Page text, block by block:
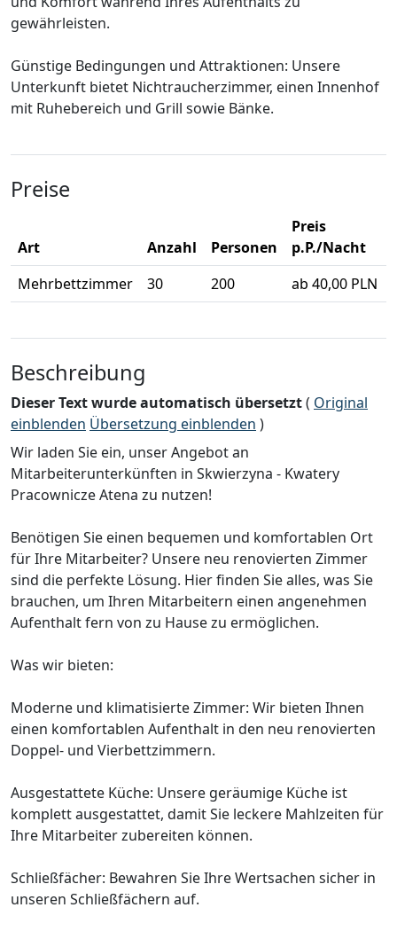
gewährleisten.
Günstige Bedingungen und Attraktionen: Unsere
Unterkunft bietet Nichtraucherzimmer, einen Innenhof
mit Ruhebereich und Grill sowie Bänke.
Preise
Art Anzahl Personen
Preis
p.P./Nacht
Mehrbettzimmer
30 200 ab 40,00 PLN
Beschreibung
Dieser Text wurde automatisch übersetzt( Original
einblenden Übersetzung einblenden )
Wir laden Sie ein, unser Angebot an
Mitarbeiterunterkünften in Skwierzyna - Kwatery
Pracownicze Atena zu nutzen!
Benötigen Sie einen bequemen und komfortablen Ort
für Ihre Mitarbeiter? Unsere neu renovierten Zimmer
sind die perfekte Lösung. Hier finden Sie alles, was Sie
brauchen, um Ihren Mitarbeitern einen angenehmen
Aufenthalt fern von zu Hause zu ermöglichen.
Was wir bieten:
Moderne und klimatisierte Zimmer: Wir bieten Ihnen
einen komfortablen Aufenthalt in den neu renovierten
Doppel- und Vierbettzimmern.
Ausgestattete Küche: Unsere geräumige Küche ist
komplett ausgestattet, damit Sie leckere Mahlzeiten für
Ihre Mitarbeiter zubereiten können.
Schließfächer: Bewahren Sie Ihre Wertsachen sicher in
unseren Schließfächern auf.